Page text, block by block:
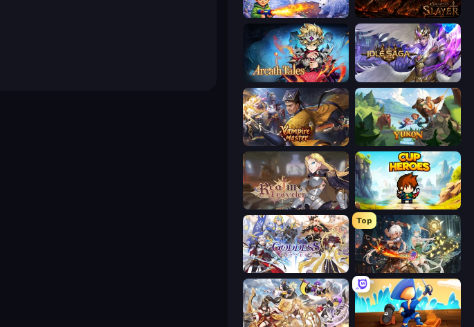
Frost Land - Snow Survival Chronicles of Slayer
Arcath Tales Idle Saga
Vampire Master Yukon: Family Adventure
Realm Traveler Cup Heroes
Goddess Connect
Top
Crystal Saga: Nova